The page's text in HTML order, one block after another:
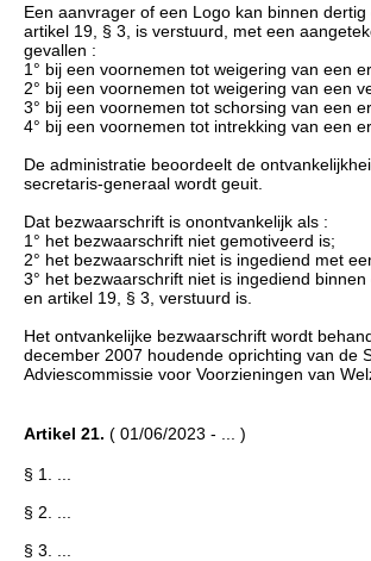
Een aanvrager of een Logo kan binnen
artikel 19, § 3, is verstuurd, met een
gevallen :
1° bij een voornemen tot weigering van een
2° bij een voornemen tot weigering van een
3° bij een voornemen tot schorsing van een
4° bij een voornemen tot intrekking van een
De administratie beoordeelt de
secretaris-generaal wordt geuit.
Dat bezwaarschrift is onontvankelijk als :
1° het bezwaarschrift niet gemotiveerd is;
2° het bezwaarschrift niet is ingediend met
3° het bezwaarschrift niet is ingediend
en artikel 19, § 3, verstuurd is.
Het ontvankelijke bezwaarschrift wordt
december 2007 houdende oprichting van de
Adviescommissie voor Voorzieningen van
Artikel 21. ( 01/06/2023 - ... )
§ 1. ...
§ 2. ...
§ 3. ...